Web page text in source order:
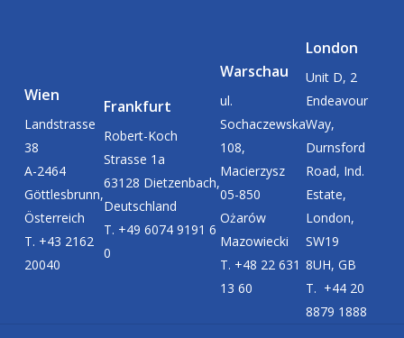
Wien
Landstrasse
38
A-2464
Göttlesbrunn,
Österreich
T. +43 2162
20040
Frankfurt
Robert-Koch
Strasse 1a
63128 Dietzenbach,
Deutschland
T. +49 6074 9191 6
0
Warschau
ul.
Sochaczewska
108,
Macierzysz
05-850
Ożarów
Mazowiecki
T. +48 22 631
13 60
London
Unit D, 2
Endeavour
Way,
Durnsford
Road, Ind.
Estate,
London,
SW19
8UH, GB
T. +44 20
8879 1888